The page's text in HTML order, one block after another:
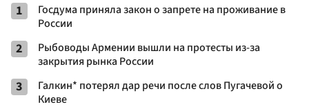
1
Госдума приняла закон о запрете на проживание в
России
2
Рыбоводы Армении вышли на протесты из-за
закрытия рынка России
3
Галкин* потерял дар речи после слов Пугачевой о
Киеве